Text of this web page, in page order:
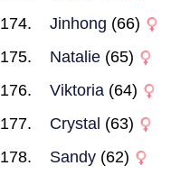
Jinhong (66)
Natalie (65)
Viktoria (64)
Crystal (63)
Sandy (62)